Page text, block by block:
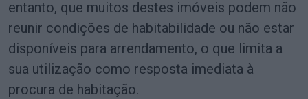
entanto, que muitos destes imóveis podem não
reunir condições de habitabilidade ou não estar
disponíveis para arrendamento, o que limita a
sua utilização como resposta imediata à
procura de habitação.